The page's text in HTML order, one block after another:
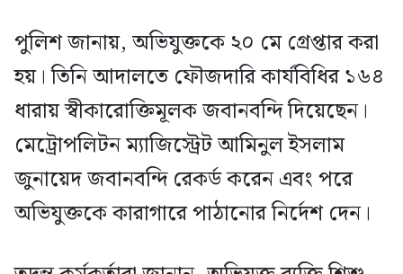
পুলিশ জানায়, অভিযুক্তকে ২০ মে গ্রেপ্তার করা
হয়। তিনি আদালতে ফৌজদারি কার্যবিধির ১৬৪
ধারায় স্বীকারোক্তিমূলক জবানবন্দি দিয়েছেন।
মেট্রোপলিটন ম্যাজিস্ট্রেট আমিনুল ইসলাম
জুনায়েদ জবানবন্দি রেকর্ড করেন এবং পরে
অভিযুক্তকে কারাগারে পাঠানোর নির্দেশ দেন।